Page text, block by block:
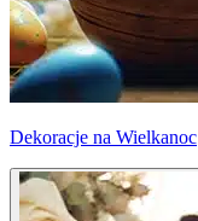
Dekoracje na Wielkanoc